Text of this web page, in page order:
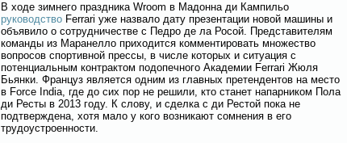
В ходе зимнего праздника Wroom в Мадонна ди Кампильо
руководство Ferrari уже назвало дату презентации новой машины и
объявило о сотрудничестве с Педро де ла Росой. Представителям
команды из Маранелло приходится комментировать множество
вопросов спортивной прессы, в числе которых и ситуация с
потенциальным контрактом подопечного Академии Ferrari Жюля
Бьянки. Француз является одним из главных претендентов на место
в Force India, где до сих пор не решили, кто станет напарником Пола
ди Ресты в 2013 году. К слову, и сделка с ди Рестой пока не
подтверждена, хотя мало у кого возникают сомнения в его
трудоустроенности.